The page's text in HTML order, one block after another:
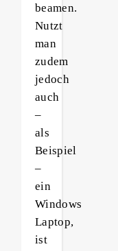
beamen.
Nutzt
man
zudem
jedoch
auch
–
als
Beispiel
–
ein
Windows
Laptop,
ist